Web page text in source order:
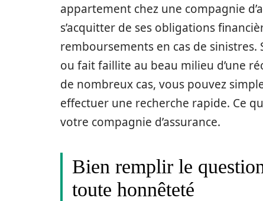
appartement chez une compagnie
s’acquitter de ses obligations
remboursements en cas de
ou fait faillite au beau milieu d’une
de nombreux cas, vous pouvez
effectuer une recherche rapide. Ce
votre compagnie d’assurance.
Bien remplir le
toute honnêteté